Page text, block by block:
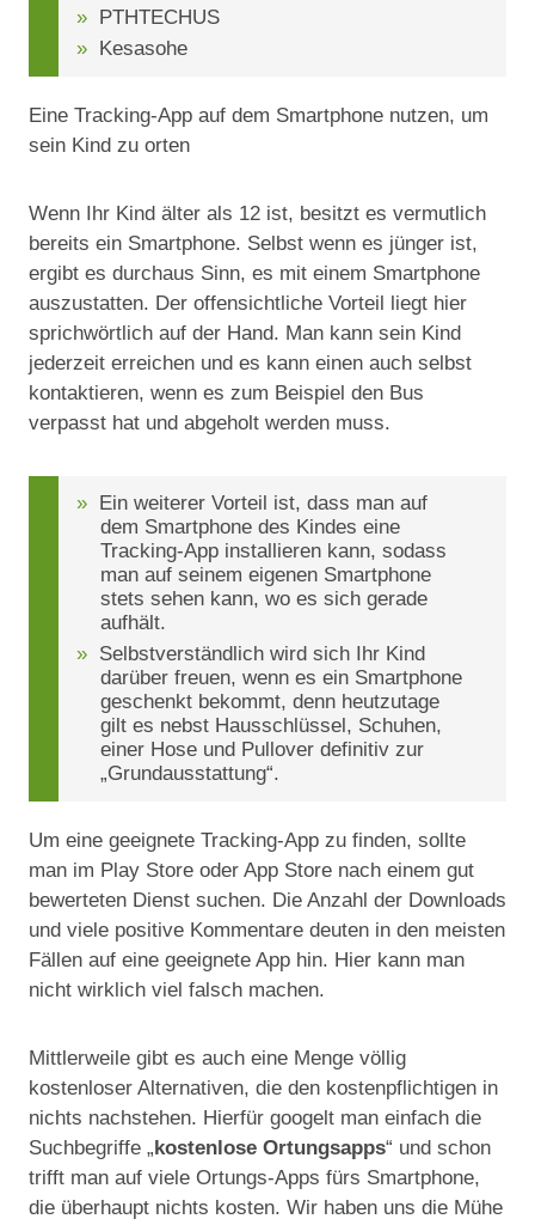
PTHTECHUS
Kesasohe
Eine Tracking-App auf dem Smartphone nutzen, um
sein Kind zu orten
Wenn Ihr Kind älter als 12 ist, besitzt es vermutlich
bereits ein Smartphone. Selbst wenn es jünger ist,
ergibt es durchaus Sinn, es mit einem Smartphone
auszustatten. Der offensichtliche Vorteil liegt hier
sprichwörtlich auf der Hand. Man kann sein Kind
jederzeit erreichen und es kann einen auch selbst
kontaktieren, wenn es zum Beispiel den Bus
verpasst hat und abgeholt werden muss.
Ein weiterer Vorteil ist, dass man auf
dem Smartphone des Kindes eine
Tracking-App installieren kann, sodass
man auf seinem eigenen Smartphone
stets sehen kann, wo es sich gerade
aufhält.
Selbstverständlich wird sich Ihr Kind
darüber freuen, wenn es ein Smartphone
geschenkt bekommt, denn heutzutage
gilt es nebst Hausschlüssel, Schuhen,
einer Hose und Pullover definitiv zur
„Grundausstattung“.
Um eine geeignete Tracking-App zu finden, sollte
man im Play Store oder App Store nach einem gut
bewerteten Dienst suchen. Die Anzahl der Downloads
und viele positive Kommentare deuten in den meisten
Fällen auf eine geeignete App hin. Hier kann man
nicht wirklich viel falsch machen.
Mittlerweile gibt es auch eine Menge völlig
kostenloser Alternativen, die den kostenpflichtigen in
nichts nachstehen. Hierfür googelt man einfach die
Suchbegriffe „kostenlose Ortungsapps“ und schon
trifft man auf viele Ortungs-Apps fürs Smartphone,
die überhaupt nichts kosten. Wir haben uns die Mühe